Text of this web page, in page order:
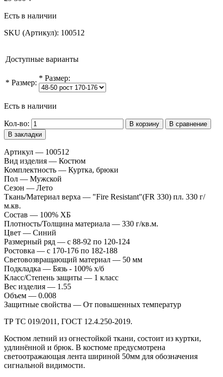
Есть в наличии
SKU (Артикул): 100512
Доступные варианты
* Размер:
* Размер:
Есть в наличии
Кол-во: В корзину
В сравнение
В закладки
Артикул — 100512
Вид изделия — Костюм
Комплектность — Куртка, брюки
Пол — Мужской
Сезон — Лето
Ткань/Материал верха — "Fire Resistant"(FR 330) пл. 330 г/
м.кв.
Состав — 100% ХБ
Плотность/Толщина материала — 330 г/кв.м.
Цвет — Синий
Размерный ряд — с 88-92 по 120-124
Ростовка — с 170-176 по 182-188
Световозвращающий материал — 50 мм
Подкладка — Бязь - 100% х/б
Класс/Степень защиты — 1 класс
Вес изделия — 1.55
Объем — 0.008
Защитные свойства — От повышенных температур
ТР ТС 019/2011, ГОСТ 12.4.250-2019.
Костюм летний из огнестойкой ткани, состоит из куртки,
удлинённой и брюк. В костюме предусмотрена
светоотражающая лента шириной 50мм для обозначения
сигнальной видимости.